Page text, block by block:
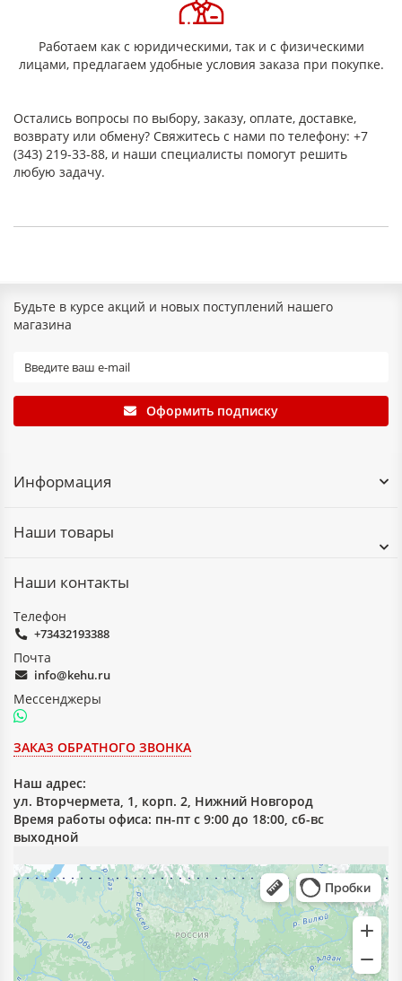
Устойчивость к старению и воздействию агрессивных
Сохранение свойств при длительной эксплуатации
Гибкость и удобство монтажа
Работаем как с юридическими, так и с физическими
лицами, предлагаем удобные условия заказа при покупке.
Остались вопросы по выбору, заказу, оплате, доставке,
возврату или обмену? Свяжитесь с нами по телефону: +7
(343) 219-33-88, и наши специалисты помогут решить
любую задачу.
Будьте в курсе акций и новых поступлений нашего
магазина
Оформить подписку
Информация
Наши товары
Наши контакты
Телефон
+73432193388
Почта
info@kehu.ru
Мессенджеры
ЗАКАЗ ОБРАТНОГО ЗВОНКА
Наш адрес:
ул. Вторчермета, 1, корп. 2, Нижний Новгород
Время работы офиса: пн-пт с 9:00 до 18:00, сб-вс
выходной